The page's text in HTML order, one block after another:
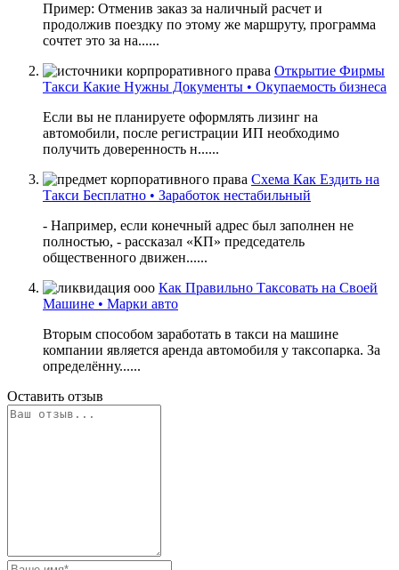
Пример: Отменив заказ за наличный расчет и
продолжив поездку по этому же маршруту, программа
сочтет это за на......
Открытие Фирмы
Такси Какие Нужны Документы • Окупаемость бизнеса
Если вы не планируете оформлять лизинг на
автомобили, после регистрации ИП необходимо
получить доверенность н......
Схема Как Ездить на
Такси Бесплатно • Заработок нестабильный
- Например, если конечный адрес был заполнен не
полностью, - рассказал «КП» председатель
общественного движен......
Как Правильно Таксовать на Своей
Машине • Mapки aвтo
Вторым способом заработать в такси на машине
компании является аренда автомобиля у таксопарка. За
определённу......
Оставить отзыв